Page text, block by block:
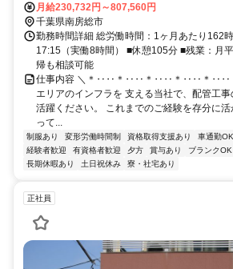
ェンジより車5分
月給230,732円～807,560円
千葉県南房総市
勤務時間詳細 総労働時間：1ヶ月あたり162
17:15（実働8時間） ■休憩105分 ■残業：月
帰も相談可能
仕事内容 ＼＊‥‥＊‥‥＊‥‥＊‥‥＊‥‥＊
エリアのインフラを 支える当社で、配管工
活躍ください。 これまでのご経験を存分に
って...
制服あり 変形労働時間制 資格取得支援あり 車通勤OK
経験者歓迎
有資格者歓迎 夕方 賞与あり ブランクOK
長期休暇あり
土日祝休み 寮・社宅あり
正社員